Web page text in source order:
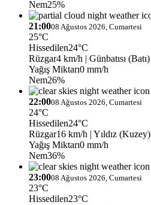
Nem25%
21:0008 Ağustos 2026, Cumartesi
25°C
Hissedilen24°C
Rüzgar4 km/h | Günbatısı (Batı)
Yağış Miktarı0 mm/h
Nem26%
22:0008 Ağustos 2026, Cumartesi
24°C
Hissedilen24°C
Rüzgar16 km/h | Yıldız (Kuzey)
Yağış Miktarı0 mm/h
Nem36%
23:0008 Ağustos 2026, Cumartesi
23°C
Hissedilen23°C